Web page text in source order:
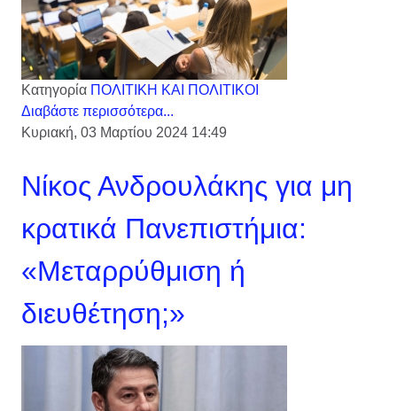
Κατηγορία ΠΟΛΙΤΙΚΗ ΚΑΙ ΠΟΛΙΤΙΚΟΙ
Διαβάστε περισσότερα...
Κυριακή, 03 Μαρτίου 2024 14:49
Νίκος Ανδρουλάκης για μη
κρατικά Πανεπιστήμια:
«Μεταρρύθμιση ή
διευθέτηση;»